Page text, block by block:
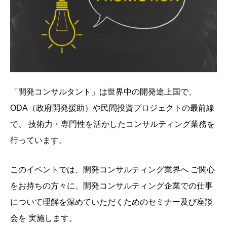
「開発コンサルタント」は世界中の開発途上国で、
ODA（政府開発援助）や民間投資プロジェクトの最前線
で、 技術力・専門性を活かしたコンサルティング業務を
行っています。
このイベントでは、開発コンサルティング業界へ ご関心
をお持ちの方々に、開発コンサルティング企業での仕事
について理解を深めていただくためのセミナー及び座談
会を 実施します。